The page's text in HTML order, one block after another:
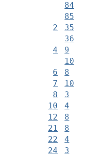
84
85
2
35
36
4
9
10
6
8
7
10
8
3
10
4
12
8
21
8
22
4
24
3